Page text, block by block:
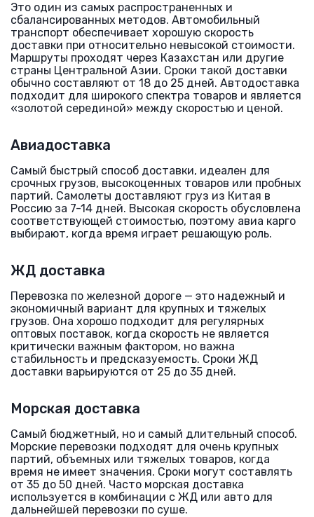
Это один из самых распространенных и
сбалансированных методов. Автомобильный
транспорт обеспечивает хорошую скорость
доставки при относительно невысокой стоимости.
Маршруты проходят через Казахстан или другие
страны Центральной Азии. Сроки такой доставки
обычно составляют от 18 до 25 дней. Автодоставка
подходит для широкого спектра товаров и является
«золотой серединой» между скоростью и ценой.
Авиадоставка
Самый быстрый способ доставки, идеален для
срочных грузов, высокоценных товаров или пробных
партий. Самолеты доставляют груз из Китая в
Россию за 7-14 дней. Высокая скорость обусловлена
соответствующей стоимостью, поэтому авиа карго
выбирают, когда время играет решающую роль.
ЖД доставка
Перевозка по железной дороге — это надежный и
экономичный вариант для крупных и тяжелых
грузов. Она хорошо подходит для регулярных
оптовых поставок, когда скорость не является
критически важным фактором, но важна
стабильность и предсказуемость. Сроки ЖД
доставки варьируются от 25 до 35 дней.
Морская доставка
Самый бюджетный, но и самый длительный способ.
Морские перевозки подходят для очень крупных
партий, объемных или тяжелых товаров, когда
время не имеет значения. Сроки могут составлять
от 35 до 50 дней. Часто морская доставка
используется в комбинации с ЖД или авто для
дальнейшей перевозки по суше.